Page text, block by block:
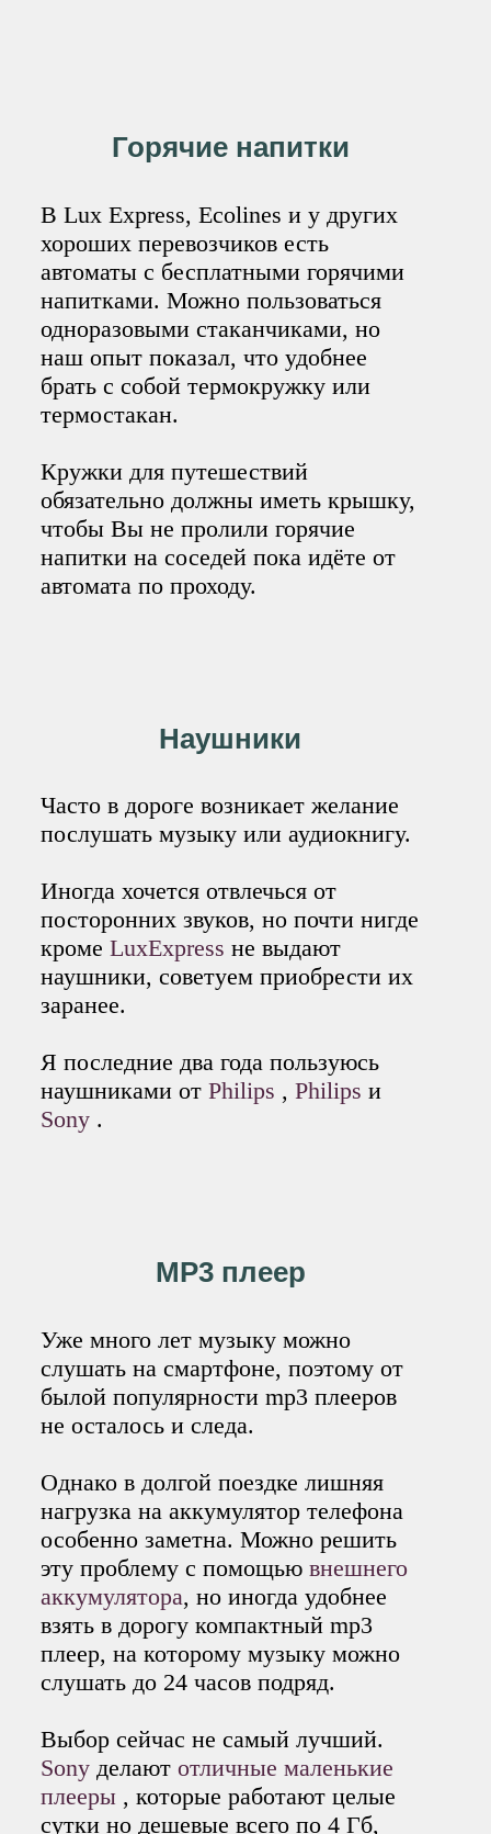
Горячие напитки
В Lux Express, Ecolines и у других
хороших перевозчиков есть
автоматы с бесплатными горячими
напитками. Можно пользоваться
одноразовыми стаканчиками, но
наш опыт показал, что удобнее
брать с собой термокружку или
термостакан.
Кружки для путешествий
обязательно должны иметь крышку,
чтобы Вы не пролили горячие
напитки на соседей пока идёте от
автомата по проходу.
Наушники
Часто в дороге возникает желание
послушать музыку или аудиокнигу.
Иногда хочется отвлечься от
посторонних звуков, но почти нигде
кромеLuxExpressне выдают
наушники, советуем приобрести их
заранее.
Я последние два года пользуюсь
наушниками отPhilips ,Philipsи
Sony .
MP3 плеер
Уже много лет музыку можно
слушать на смартфоне, поэтому от
былой популярности mp3 плееров
не осталось и следа.
Однако в долгой поездке лишняя
нагрузка на аккумулятор телефона
особенно заметна. Можно решить
эту проблему с помощьювнешнего
аккумулятора, но иногда удобнее
взять в дорогу компактный mp3
плеер, на которому музыку можно
слушать до 24 часов подряд.
Выбор сейчас не самый лучший.
Sony делаютотличные маленькие
плееры , которые работают целые
сутки но дешевые всего по 4 Гб,